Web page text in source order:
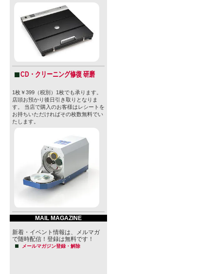
CD・クリーニング修復 研磨
1枚￥399（税別）1枚でも承ります。
店頭お預かり後日引き取りとなりま
す。 当店で購入のお客様はレシートを
お持ちいただければその枚数無料でい
たします。
MAIL MAGAZINE
新着・イベント情報は、メルマガ
で随時配信！登録は無料です！
メールマガジン登録・解除